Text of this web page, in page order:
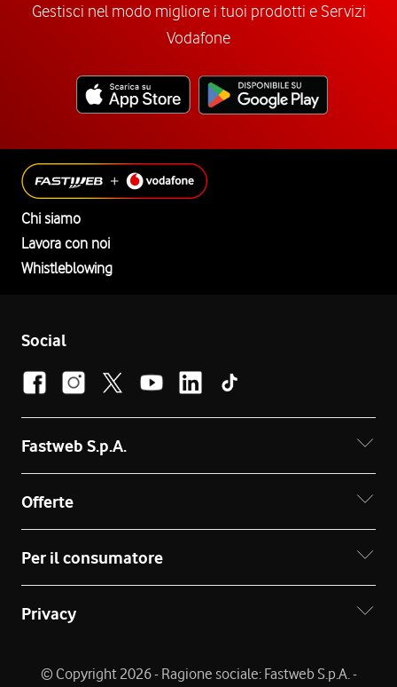
Gestisci nel modo migliore i tuoi prodotti e Servizi
Vodafone
Chi siamo
Lavora con noi
Whistleblowing
Social
Fastweb S.p.A.
Offerte
Per il consumatore
Privacy
© Copyright 2026 - Ragione sociale: Fastweb S.p.A. -